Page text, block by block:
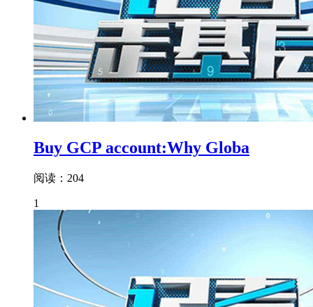
Buy GCP account:Why Globa
阅读：204
1